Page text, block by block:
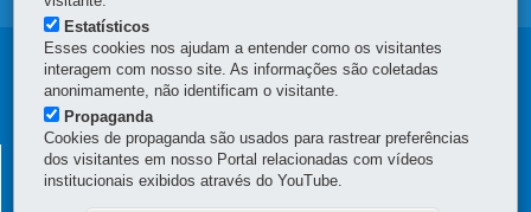
Navegação
Principal
da
Escola
SECRETARIA DE ESTADO DA ADMINISTRAÇÃO E DA
PREVIDÊNCIA
Estatísticos
Esses cookies nos ajudam a entender como os visitantes
interagem com nosso site. As informações são coletadas
anonimamente, não identificam o visitante.
Propaganda
Cookies de propaganda são usados para rastrear preferências
dos visitantes em nosso Portal relacionadas com vídeos
institucionais exibidos através do YouTube.